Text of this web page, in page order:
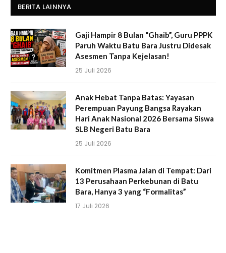
BERITA LAINNYA
Gaji Hampir 8 Bulan “Ghaib”, Guru PPPK
Paruh Waktu Batu Bara Justru Didesak
Asesmen Tanpa Kejelasan!
25 Juli 2026
Anak Hebat Tanpa Batas: Yayasan
Perempuan Payung Bangsa Rayakan
Hari Anak Nasional 2026 Bersama Siswa
SLB Negeri Batu Bara
25 Juli 2026
Komitmen Plasma Jalan di Tempat: Dari
13 Perusahaan Perkebunan di Batu
Bara, Hanya 3 yang “Formalitas”
17 Juli 2026